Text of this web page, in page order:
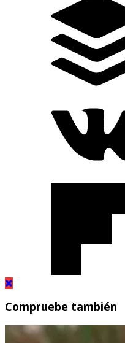
Compruebe también